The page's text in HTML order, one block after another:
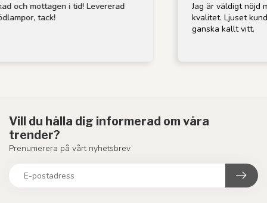
tid! Levererad
Jag är väldigt nöjd med lampan; den
kvalitet. Ljuset kunde dock vara lite
Vill du hålla dig informerad om våra
trender?
Prenumerera på vårt nyhetsbrev